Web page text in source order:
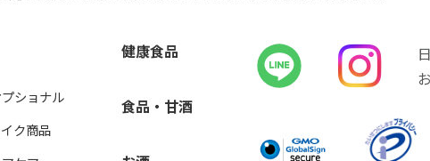
ショナル
ク商品
健康食品
食品・甘酒